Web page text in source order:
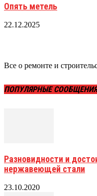
Опять метель
22.12.2025
Все о ремонте и
ПОПУЛЯРНЫЕ СООБЩЕНИЯ
Разновидности и
нержавеющей стали
23.10.2020